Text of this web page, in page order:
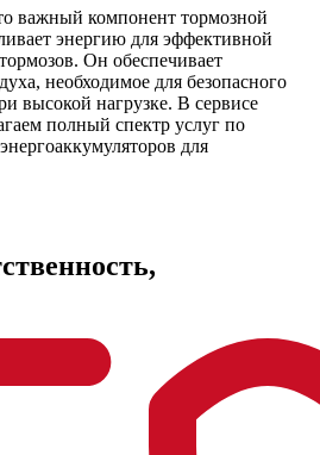
важный компонент тормозной
энергию для эффективной
Он обеспечивает
необходимое для безопасного
высокой нагрузке. В сервисе
полный спектр услуг по
для